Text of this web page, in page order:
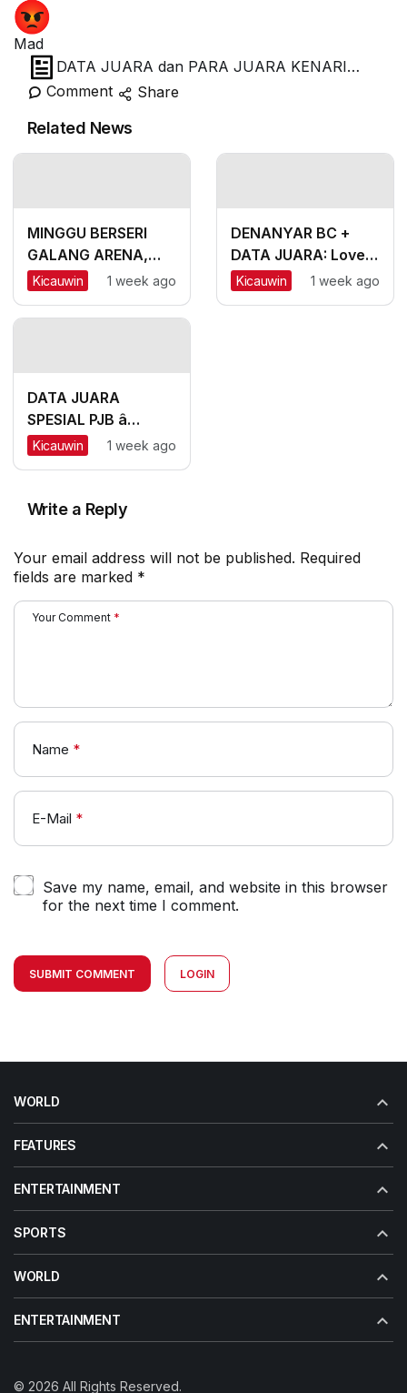
Mad
DATA JUARA dan PARA JUARA KENARI
KOTA UDANG
Comment Share
Related News
MINGGU BERSERI
GALANG ARENA,
KEPANJEN â
Lexus dan Labubu
Kicauwin 1 week ago
DENANYAR BC +
DATA JUARA: Love
Bird Mania Incar
Kicauwin 1 week ago
DATA JUARA
SPESIAL PJB â
SURABAYA: Sapu
Kicauwin 1 week ago
Write a Reply
Your email address will not be published. Required
fields are marked *
Your Comment *
Name *
E-Mail *
Save my name, email, and website in this browser
for the next time I comment.
SUBMIT COMMENT LOGIN
WORLD
FEATURES
ENTERTAINMENT
SPORTS
WORLD
ENTERTAINMENT
© 2026 All Rights Reserved.